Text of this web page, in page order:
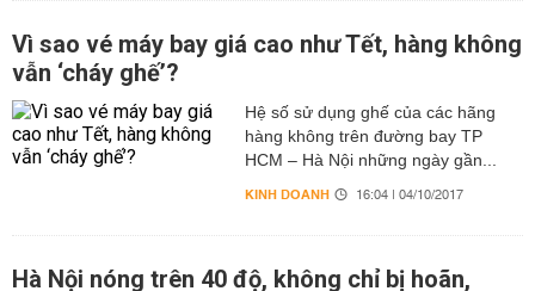
Vì sao vé máy bay giá cao như Tết, hàng không
vẫn ‘cháy ghế’?
Hệ số sử dụng ghế của các hãng
hàng không trên đường bay TP
HCM – Hà Nội những ngày gần...
KINH DOANH 16:04 | 04/10/2017
Hà Nội nóng trên 40 độ, không chỉ bị hoãn,